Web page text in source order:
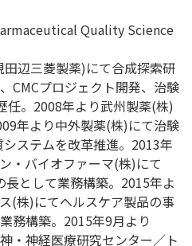
Quality Science
辺三菱製薬)にて合成探索研
CMCプロジェクト開発、治験
任。2008年より武州製薬(株)
年より中外製薬(株)にて治験
ステムを改革推進。2013年
・バイオファーマ(株)にて
として業務構築。2015年よ
(株)にてヘルスケア製品の事
務構築。2015年9月より
・神経医療研究センター／ト